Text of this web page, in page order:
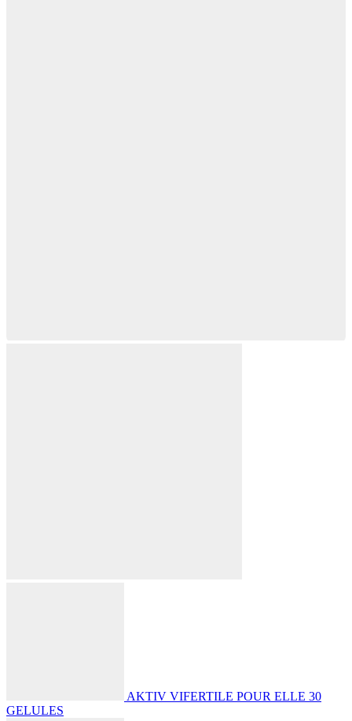
AKTIV VIFERTILE POUR ELLE 30
GELULES